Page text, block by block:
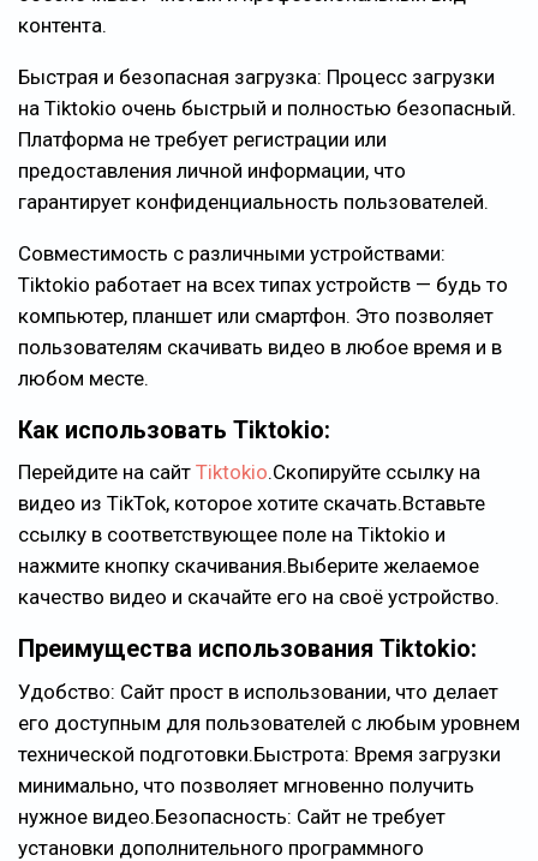
контента.
Быстрая и безопасная загрузка: Процесс загрузки
на Tiktokio очень быстрый и полностью безопасный.
Платформа не требует регистрации или
предоставления личной информации, что
гарантирует конфиденциальность пользователей.
Совместимость с различными устройствами:
Tiktokio работает на всех типах устройств — будь то
компьютер, планшет или смартфон. Это позволяет
пользователям скачивать видео в любое время и в
любом месте.
Как использовать Tiktokio:
Перейдите на сайт Tiktokio.Скопируйте ссылку на
видео из TikTok, которое хотите скачать.Вставьте
ссылку в соответствующее поле на Tiktokio и
нажмите кнопку скачивания.Выберите желаемое
качество видео и скачайте его на своё устройство.
Преимущества использования Tiktokio:
Удобство: Сайт прост в использовании, что делает
его доступным для пользователей с любым уровнем
технической подготовки.Быстрота: Время загрузки
минимально, что позволяет мгновенно получить
нужное видео.Безопасность: Сайт не требует
установки дополнительного программного